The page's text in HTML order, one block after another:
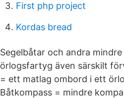
First php project
Kordas bread
Segelbåtar och andra
örlogsfartyg även särskilt
= ett matlag ombord i ett
Båtkompass = mindre